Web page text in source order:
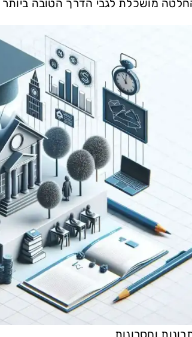
מושכלת לגבי הדרך הטובה
וחסרונות